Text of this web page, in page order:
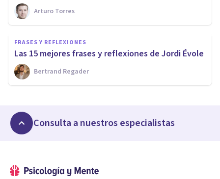
Arturo Torres
FRASES Y REFLEXIONES
Las 15 mejores frases y reflexiones de Jordi Évole
Bertrand Regader
Consulta a nuestros especialistas